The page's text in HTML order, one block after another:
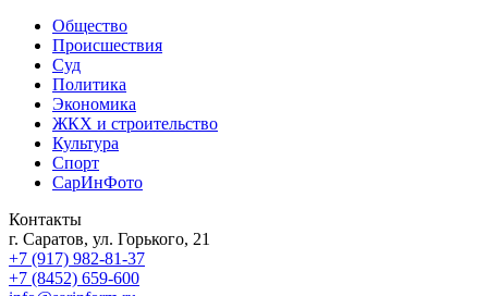
Общество
Происшествия
Суд
Политика
Экономика
ЖКХ и строительство
Культура
Спорт
СарИнФото
Контакты
г. Саратов, ул. Горького, 21
+7 (917) 982-81-37
+7 (8452) 659-600